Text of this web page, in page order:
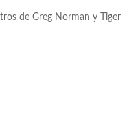
de Greg Norman y Tiger